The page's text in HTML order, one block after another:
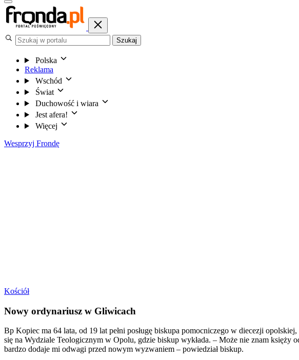
Szukaj
Polska
Reklama
Wschód
Świat
Duchowość i wiara
Jest afera!
Więcej
Wesprzyj Frondę
Kościół
Nowy ordynariusz w Gliwicach
Bp Kopiec ma 64 lata, od 19 lat pełni posługę biskupa pomocniczego w diecezji
się na Wydziale Teologicznym w Opolu, gdzie biskup wykłada. – Może nie znam
bardzo dodaje mi odwagi przed nowym wyzwaniem – powiedział biskup.